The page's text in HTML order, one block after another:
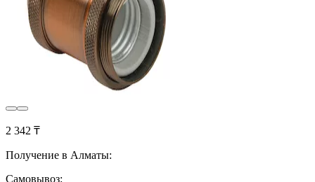
2 342 ₸
Получение в Алматы:
Самовывоз: